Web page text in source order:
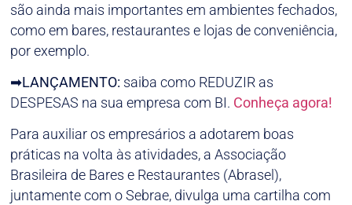
são ainda mais importantes em ambientes fechados,
como em bares, restaurantes e lojas de conveniência,
por exemplo.
➡LANÇAMENTO: saiba como REDUZIR as
DESPESAS na sua empresa com BI. Conheça agora!
Para auxiliar os empresários a adotarem boas
práticas na volta às atividades, a Associação
Brasileira de Bares e Restaurantes (Abrasel),
juntamente com o Sebrae, divulga uma cartilha com